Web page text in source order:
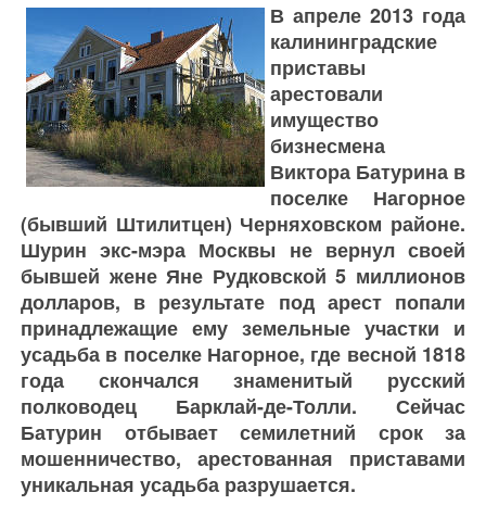
В апреле 2013 года
калининградские
приставы
арестовали
имущество
бизнесмена
Виктора Батурина в
поселке Нагорное
(бывший Штилитцен) Черняховском районе.
Шурин экс-мэра Москвы не вернул своей
бывшей жене Яне Рудковской 5 миллионов
долларов, в результате под арест попали
принадлежащие ему земельные участки и
усадьба в поселке Нагорное, где весной 1818
года скончался знаменитый русский
полководец Барклай-де-Толли. Сейчас
Батурин отбывает семилетний срок за
мошенничество, арестованная приставами
уникальная усадьба разрушается.